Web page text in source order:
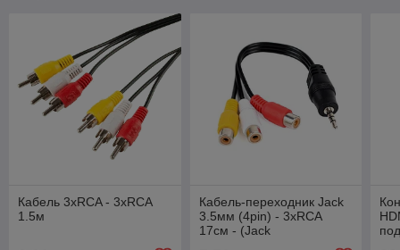
Кабель 3xRCA - 3xRCA
1.5м
Кабель-переходник Jack
3.5мм (4pin) - 3xRCA
17см - (Jack